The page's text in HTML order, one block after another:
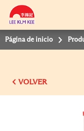
Página de inicio
VOLVER